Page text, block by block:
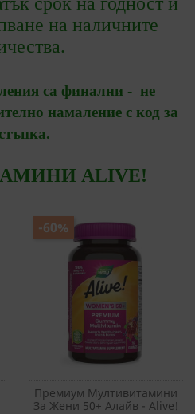
на наличните
са финални - не
намаление с код за
ALIVE!
Премиум Мултивитамини
За Жени 50+ Алайв - Alive!
-60%